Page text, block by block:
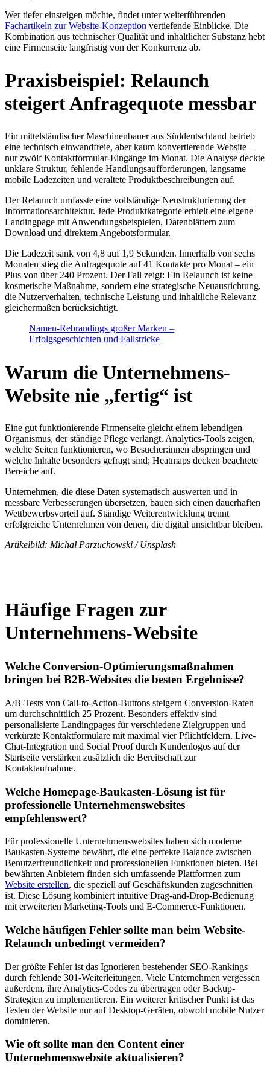
Wer tiefer einsteigen möchte, findet unter weiterführenden
Fachartikeln zur Website-Konzeption vertiefende Einblicke. Die
Kombination aus technischer Qualität und inhaltlicher Substanz hebt
eine Firmenseite langfristig von der Konkurrenz ab.
Praxisbeispiel: Relaunch
steigert Anfragequote messbar
Ein mittelständischer Maschinenbauer aus Süddeutschland betrieb
eine technisch einwandfreie, aber kaum konvertierende Website –
nur zwölf Kontaktformular-Eingänge im Monat. Die Analyse deckte
unklare Struktur, fehlende Handlungsaufforderungen, langsame
mobile Ladezeiten und veraltete Produktbeschreibungen auf.
Der Relaunch umfasste eine vollständige Neustrukturierung der
Informationsarchitektur. Jede Produktkategorie erhielt eine eigene
Landingpage mit Anwendungsbeispielen, Datenblättern zum
Download und direktem Angebotsformular.
Die Ladezeit sank von 4,8 auf 1,9 Sekunden. Innerhalb von sechs
Monaten stieg die Anfragequote auf 41 Kontakte pro Monat – ein
Plus von über 240 Prozent. Der Fall zeigt: Ein Relaunch ist keine
kosmetische Maßnahme, sondern eine strategische Neuausrichtung,
die Nutzerverhalten, technische Leistung und inhaltliche Relevanz
gleichermaßen berücksichtigt.
Namen-Rebrandings großer Marken –
Erfolgsgeschichten und Fallstricke
Warum die Unternehmens-
Website nie „fertig“ ist
Eine gut funktionierende Firmenseite gleicht einem lebendigen
Organismus, der ständige Pflege verlangt. Analytics-Tools zeigen,
welche Seiten funktionieren, wo Besucher:innen abspringen und
welche Inhalte besonders gefragt sind; Heatmaps decken beachtete
Bereiche auf.
Unternehmen, die diese Daten systematisch auswerten und in
messbare Verbesserungen übersetzen, bauen sich einen dauerhaften
Wettbewerbsvorteil auf. Ständige Weiterentwicklung trennt
erfolgreiche Unternehmen von denen, die digital unsichtbar bleiben.
Artikelbild: Michał Parzuchowski / Unsplash
Häufige Fragen zur
Unternehmens-Website
Welche Conversion-Optimierungsmaßnahmen
bringen bei B2B-Websites die besten Ergebnisse?
A/B-Tests von Call-to-Action-Buttons steigern Conversion-Raten
um durchschnittlich 25 Prozent. Besonders effektiv sind
personalisierte Landingpages für verschiedene Zielgruppen und
verkürzte Kontaktformulare mit maximal vier Pflichtfeldern. Live-
Chat-Integration und Social Proof durch Kundenlogos auf der
Startseite verstärken zusätzlich die Bereitschaft zur
Kontaktaufnahme.
Welche Homepage-Baukasten-Lösung ist für
professionelle Unternehmenswebsites
empfehlenswert?
Für professionelle Unternehmenswebsites haben sich moderne
Baukasten-Systeme bewährt, die eine perfekte Balance zwischen
Benutzerfreundlichkeit und professionellen Funktionen bieten. Bei
bewährten Anbietern finden sich umfassende Plattformen zum
Website erstellen, die speziell auf Geschäftskunden zugeschnitten
ist. Diese Lösung kombiniert intuitive Drag-and-Drop-Bedienung
mit erweiterten Marketing-Tools und E-Commerce-Funktionen.
Welche häufigen Fehler sollte man beim Website-
Relaunch unbedingt vermeiden?
Der größte Fehler ist das Ignorieren bestehender SEO-Rankings
durch fehlende 301-Weiterleitungen. Viele Unternehmen vergessen
außerdem, ihre Analytics-Codes zu übertragen oder Backup-
Strategien zu implementieren. Ein weiterer kritischer Punkt ist das
Testen der Website nur auf Desktop-Geräten, obwohl mobile Nutzer
dominieren.
Wie oft sollte man den Content einer
Unternehmenswebsite aktualisieren?